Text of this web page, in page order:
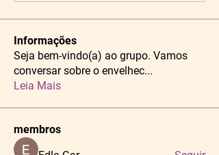
Informações
Seja bem-vindo(a) ao grupo. Vamos
conversar sobre o envelhec...
Leia Mais
membros